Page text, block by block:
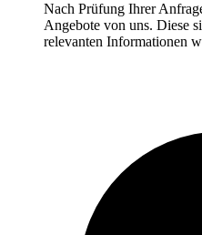
Nach Prüfung Ihrer
Angebote von uns. Diese
relevanten Informationen